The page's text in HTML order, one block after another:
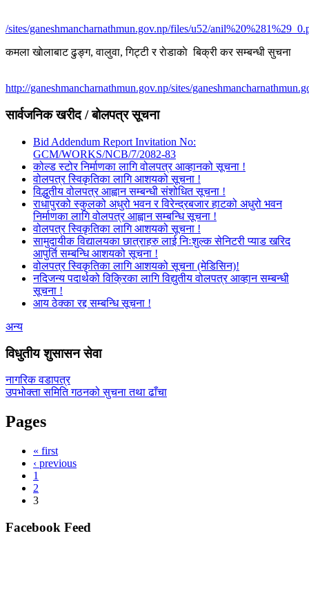
/sites/ganeshmancharnathmun.gov.np/files/u52/
कमला खाेलाबाट ढु‌ङ्ग, वालुवा, गिट्टी र राेडाकाे बिक्री कर सम्बन्धी सुचना
http://ganeshmancharnathmun.gov.np/sites/
सार्वजनिक खरीद / बोलपत्र सूचना
Bid Addendum Report Invitation No:
GCM/WORKS/NCB/7/2082-83
कोल्ड स्टोर निर्माणका लागि वोलपत्र आव्हानको सूचना !
वोलपत्र स्विकृतिका लागि आशयको सूचना !
विद्धुतीय वोलपत्र आह्वान सम्बन्धी संशोधित सूचना !
राधापुरको स्कुलको अधुरो भवन र विरेन्द्रबजार हाटको अधुरो भवन
निर्माणका लागि वोलपत्र आह्वान सम्बन्धि सूचना !
वोलपत्र स्विकृतिका लागि आशयको सूचना !
सामुदायीक विद्यालयका छात्राहरु लाई निःशुल्क सेनिटरी प्याड खरिद
आपुर्ति सम्बन्धि आशयको सूचना !
वोलपत्र स्विकृतिका लागि आशयको सूचना (मेडिसिन)!
नदिजन्य पदार्थको विक्रिका लागि विद्युतीय वोलपत्र आव्हान सम्बन्धी
सूचना !
आय ठेक्का रद्द सम्बन्धि सूचना !
अन्य
विधुतीय शुसासन सेवा
नागरिक वडापत्र
उपभोक्ता समिति गठनको सुचना तथा ढाँचा
Pages
« first
‹ previous
1
2
3
Facebook Feed